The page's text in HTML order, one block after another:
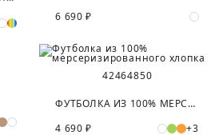
6 690 ₽
42464850
ФУТБОЛКА ИЗ 100% МЕРСЕРИЗИРОВАННОГО ХЛОПКА
4 690 ₽
+3